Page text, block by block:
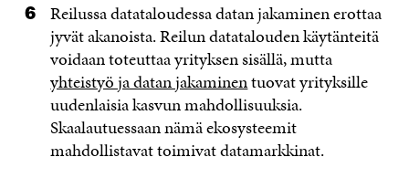
Reilussa datataloudessa datan jakaminen erottaa
jyvät akanoista. Reilun datatalouden käytänteitä
voidaan toteuttaa yrityksen sisällä, mutta
yhteistyö ja datan jakaminentuovat yrityksille
uudenlaisia kasvun mahdollisuuksia.
Skaalautuessaan nämä ekosysteemit
mahdollistavat toimivat datamarkkinat.